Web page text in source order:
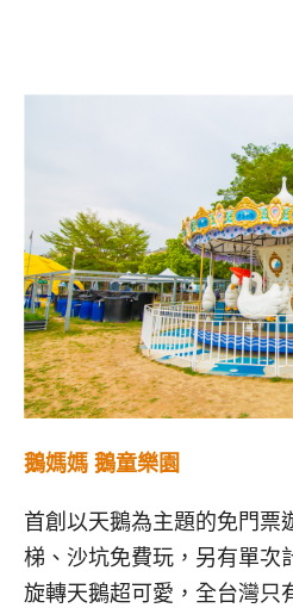
鵝媽媽 鵝童樂園
首創以天鵝為主題的免門票
梯、沙坑免費玩，另有單次
旋轉天鵝超可愛，全台灣只